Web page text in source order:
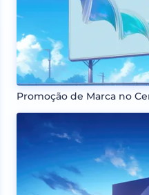
Promoção de Marca no